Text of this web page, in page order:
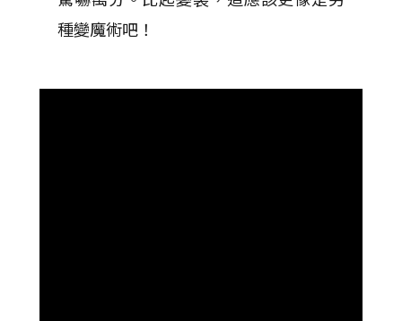
種變魔術吧！